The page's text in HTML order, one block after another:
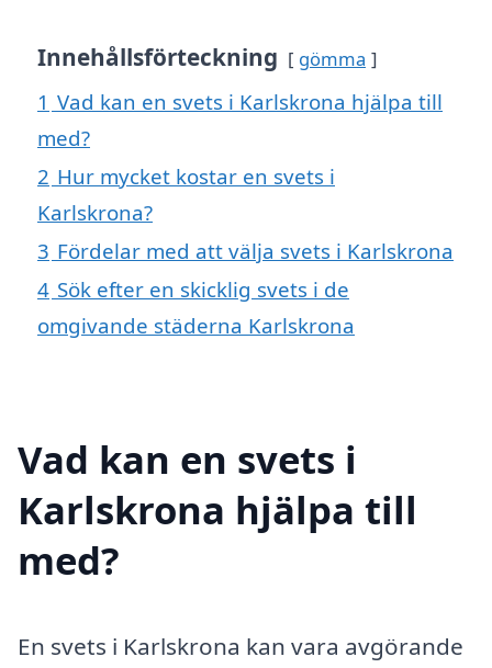
Innehållsförteckning gömma
1 Vad kan en svets i Karlskrona hjälpa till
med?
2 Hur mycket kostar en svets i
Karlskrona?
3 Fördelar med att välja svets i Karlskrona
4 Sök efter en skicklig svets i de
omgivande städerna Karlskrona
Vad kan en svets i
Karlskrona hjälpa till
med?
En svets i Karlskrona kan vara avgörande